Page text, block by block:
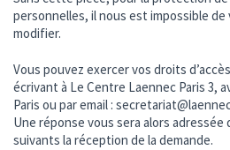
personnelles, il nous est impossible de
modifier.
Vous pouvez exercer vos droits
écrivant à Le Centre Laennec Paris 3,
Paris ou par email :
Une réponse vous sera alors adressée
suivants la réception de la demande.